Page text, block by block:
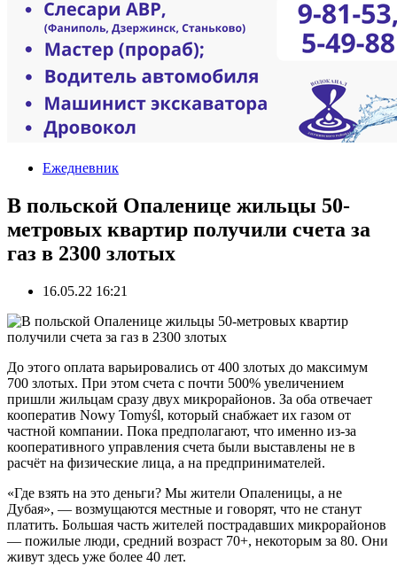
Ежедневник
В польской Опаленице жильцы 50-
метровых квартир получили счета за
газ в 2300 злотых
16.05.22 16:21
До этого оплата варьировались от 400 злотых до максимум
700 злотых. При этом счета с почти 500% увеличением
пришли жильцам сразу двух микрорайонов. За оба отвечает
кооператив Nowy Tomyśl, который снабжает их газом от
частной компании. Пока предполагают, что именно из-за
кооперативного управления счета были выставлены не в
расчёт на физические лица, а на предпринимателей.
«Где взять на это деньги? Мы жители Опаленицы, а не
Дубая», — возмущаются местные и говорят, что не станут
платить. Большая часть жителей пострадавших микрорайонов
— пожилые люди, средний возраст 70+, некоторым за 80. Они
живут здесь уже более 40 лет.